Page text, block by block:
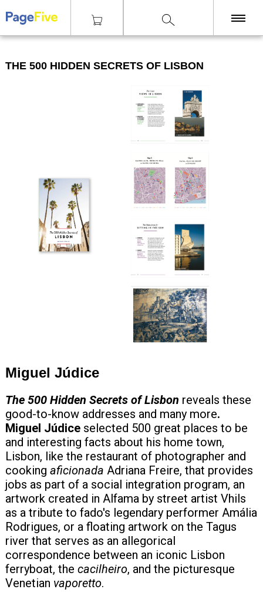
NAKLADATELSTVÍ
GALERIE
nad 2500 Kč, Osobní odběr v Praze i v Brně
|Knihy|Architektura |The 500 Hidden Secrets of LISBON
THE 500 HIDDEN SECRETS OF LISBON
Miguel Júdice
The 500 Hidden Secrets of Lisbon reveals these
good-to-know addresses and many more.
Miguel Júdice selected 500 great places to be
and interesting facts about his home town,
Lisbon, like the restaurant of photographer and
cooking aficionada Adriana Freire, that provides
jobs as part of a social integration program, an
artwork created in Alfama by street artist Vhils
as a tribute to fado's legendary performer Amália
Rodrigues, or a floating artwork on the Tagus
river that serves as an allegorical
correspondence between an iconic Lisbon
ferryboat, the cacilheiro, and the picturesque
Venetian vaporetto.